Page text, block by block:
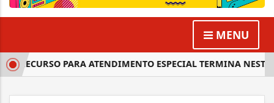
MENU
RECURSO PARA ATENDIMENTO ESPECIAL TERMINA NESTA